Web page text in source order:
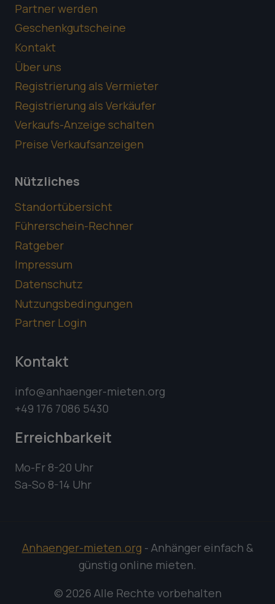
Partner werden
Geschenkgutscheine
Kontakt
Über uns
Registrierung als Vermieter
Registrierung als Verkäufer
Verkaufs-Anzeige schalten
Preise Verkaufsanzeigen
Nützliches
Standortübersicht
Führerschein-Rechner
Ratgeber
Impressum
Datenschutz
Nutzungsbedingungen
Partner Login
Kontakt
info@anhaenger-mieten.org
+49 176 7086 5430
Erreichbarkeit
Mo-Fr 8-20 Uhr
Sa-So 8-14 Uhr
Anhaenger-mieten.org - Anhänger einfach &
günstig online mieten.
© 2026 Alle Rechte vorbehalten